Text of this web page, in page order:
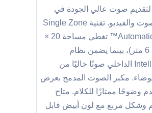
صوت عالي الجودة في
مؤتمرات الصوت والفيديو. تقنية Single Zone
Automatic Coverage™ تغطي مساحة 20 ×
20 قدم (6 × 6 متر)، بينما يضمن نظام
IntelliMix® DSP الداخلي صوتًا خاليًا من
مكبر الصوت المدمج بعرض
وضوحًا ممتازًا للكلام. متاح
60 سم وشكل مربع مع لون أبيض قابل